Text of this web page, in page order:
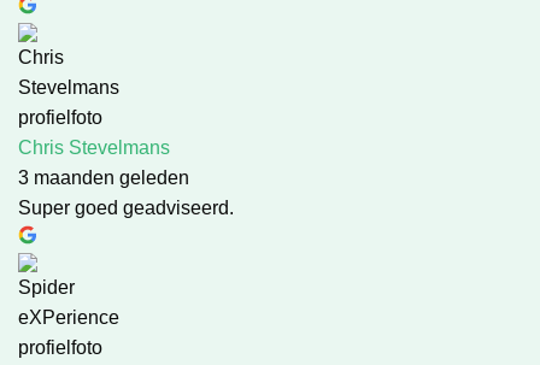
Chris Stevelmans
3 maanden geleden
Super goed geadviseerd.